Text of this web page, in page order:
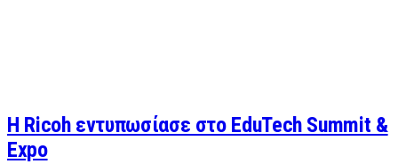
Η Ricoh εντυπωσίασε στο EduTech Summit &
Expo